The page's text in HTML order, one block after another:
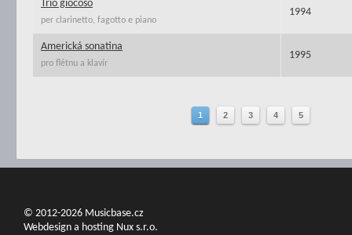
Trio giocoso
per clarinetto, fagotto e piano
1994
Americká sonatina
pro flétnu a klavír
1995
1 2 3 4 5
© 2012-2026 Musicbase.cz
Webdesign a hosting Nux s.r.o.